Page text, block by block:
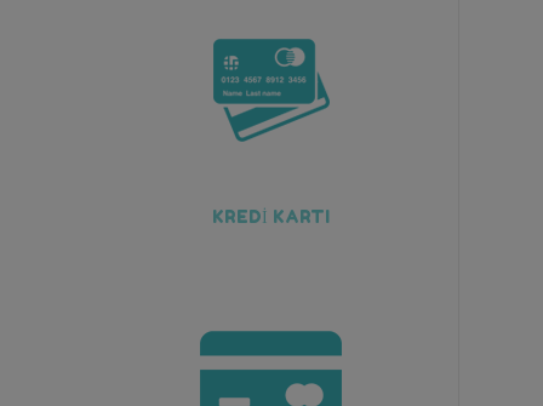
KREDİ KARTI